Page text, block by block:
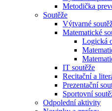
Metodička
Soutěže
Výtvarné
Matematické
Logická
IT soutěže
Recitační a
Prezentační
Sportovní
Odpolední aktivity